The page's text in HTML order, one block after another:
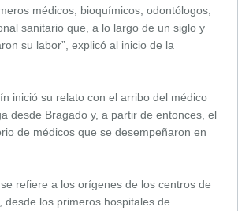
médicos, bioquímicos, odontólogos,
sanitario que, a lo largo de un siglo y
su labor”, explicó al inicio de la
inició su relato con el arribo del médico
desde Bragado y, a partir de entonces, el
de médicos que se desempeñaron en
refiere a los orígenes de los centros de
desde los primeros hospitales de